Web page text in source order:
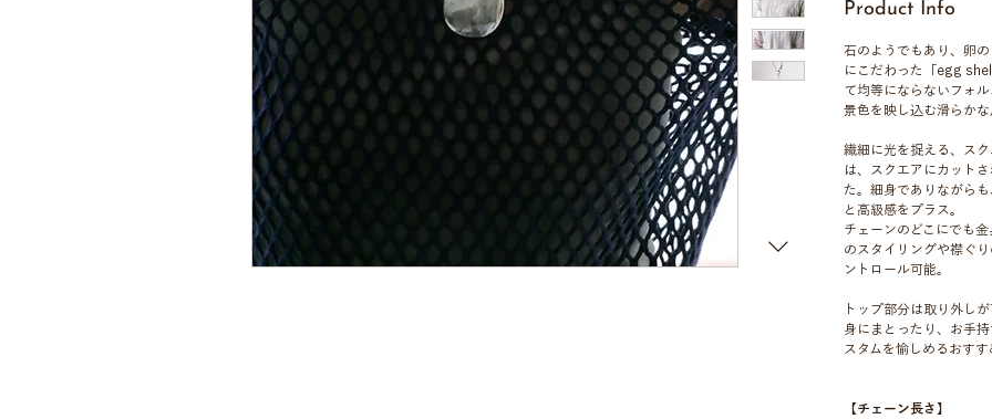
Product Info
石のようでもあり、卵
にこだわった「egg
て均等にならないフォ
景色を映し込む滑らか
繊細に光を捉える、ス
は、スクエアにカット
た。細身でありながら
と高級感をプラス。
チェーンのどこにでも
のスタイリングや襟ぐ
ントロール可能。
トップ部分は取り外し
身にまとったり、お手
スタムを愉しめるおす
【チェーン長さ】